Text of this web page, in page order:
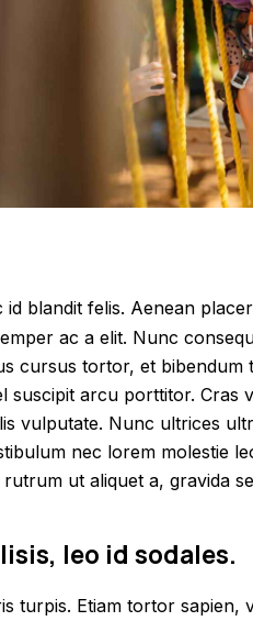
id blandit felis. Aenean
ac a elit. Nunc
cursus tortor, et bibendum
suscipit arcu porttitor. Cras
vulputate. Nunc ultrices
nec lorem molestie
ut aliquet a, gravida
leo id sodales.
turpis. Etiam tortor sapien,